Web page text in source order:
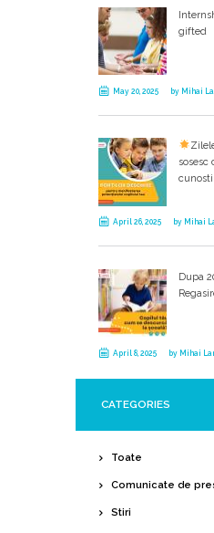
gifted
May 20, 2025 by Mihai
sosesc
April 26, 2025 by Mihai
Dupa
April 8, 2025 by Mihai
CATEGORIES
Toate
Comunicate de
Stiri